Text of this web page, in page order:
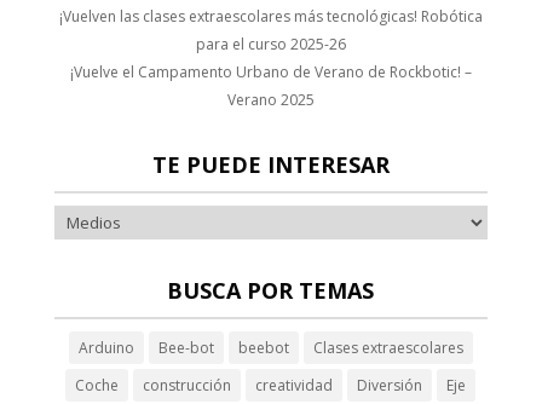
¡Vuelven las clases extraescolares más tecnológicas! Robótica
para el curso 2025-26
¡Vuelve el Campamento Urbano de Verano de Rockbotic! –
Verano 2025
TE PUEDE INTERESAR
BUSCA POR TEMAS
Arduino Bee-bot beebot
Clases extraescolares
Coche
construcción creatividad Diversión
Eje